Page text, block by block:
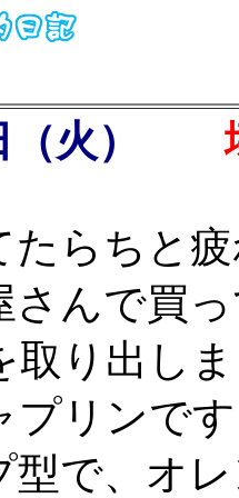
火） 壊
らちと
さんで買
取り出し
プリンで
型で、オ